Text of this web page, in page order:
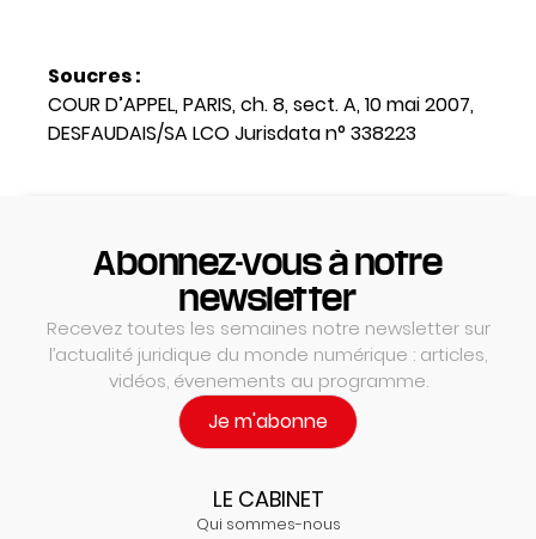
Soucres :
COUR D’APPEL, PARIS, ch. 8, sect. A, 10 mai 2007,
DESFAUDAIS/SA LCO Jurisdata n° 338223
Abonnez-vous à notre
newsletter
Recevez toutes les semaines notre newsletter sur
l’actualité juridique du monde numérique : articles,
vidéos, évenements au programme.
Je m'abonne
LE CABINET
Qui sommes-nous